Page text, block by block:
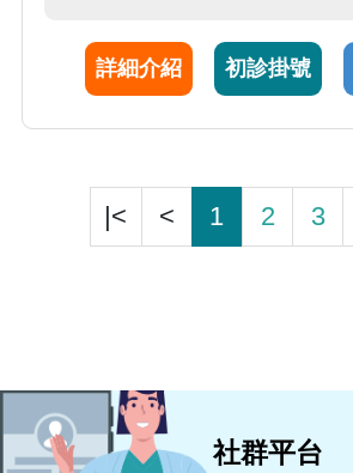
詳細介紹 初診掛號
|< < 1 2 3
社群平台